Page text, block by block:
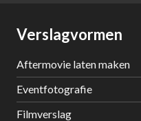
Verslagvormen
Aftermovie laten maken
Eventfotografie
Filmverslag